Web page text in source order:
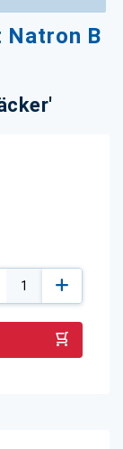
Natron B